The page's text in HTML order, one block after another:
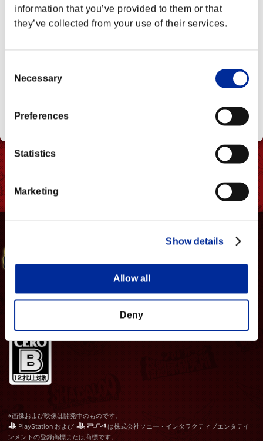
information that you’ve provided to them or that
they’ve collected from your use of their services.
Selection
Necessary
Preferences
Statistics
Marketing
Show details
Allow all
Deny
※画像および映像は開発中のものです。
PlayStation および
は株式会社ソニー・インタラクティブエンタテイ
ンメントの登録商標または商標です。